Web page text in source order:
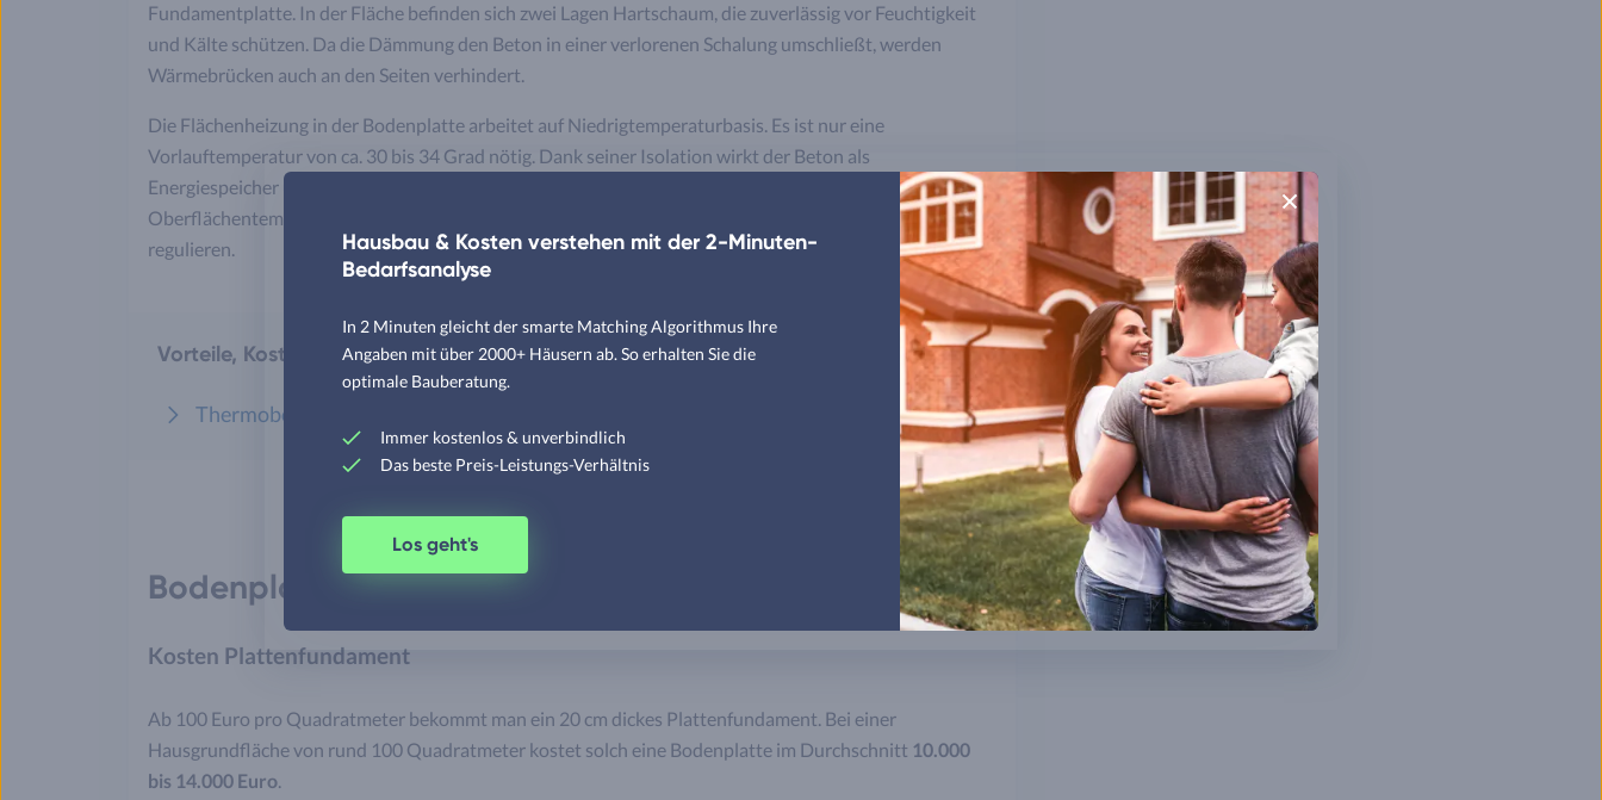
Fundamentplatte. In der Fläche befinden sich zwei Lagen Hartschaum, die zuverlässig vor Feuchtigkeit
und Kälte schützen. Da die Dämmung den Beton in einer verlorenen Schalung umschließt, werden
Wärmebrücken auch an den Seiten verhindert.
Die Flächenheizung in der Bodenplatte arbeitet auf Niedrigtemperaturbasis. Es ist nur eine
Vorlauftemperatur von ca. 30 bis 34 Grad nötig. Dank seiner Isolation wirkt der Beton als
Energiespeicher und die Wärme gelangt in die Räume. Der Bodenbelag erhält dadurch eine
Oberflächentemperatur von rund 18 bis 24 Grad. Die Temperatur in den Räumen lässt sich nach Bedarf
regulieren.
Vorteile, Kosten und Konstruktion von Thermobodenplatten
Thermobodenplatte - Basis für ein Energiesparhaus
Bodenplatte Kosten
Kosten Plattenfundament
Ab 100 Euro pro Quadratmeter bekommt man ein 20 cm dickes Plattenfundament. Bei einer
Hausgrundfläche von rund 100 Quadratmeter kostet solch eine Bodenplatte im Durchschnitt 10.000
bis 14.000 Euro.
Hausbau & Kosten verstehen mit der 2-Minuten-
Bedarfsanalyse
In 2 Minuten gleicht der smarte Matching Algorithmus Ihre
Angaben mit über 2000+ Häusern ab. So erhalten Sie die
optimale Bauberatung.
Immer kostenlos & unverbindlich
Das beste Preis-Leistungs-Verhältnis
Los geht's